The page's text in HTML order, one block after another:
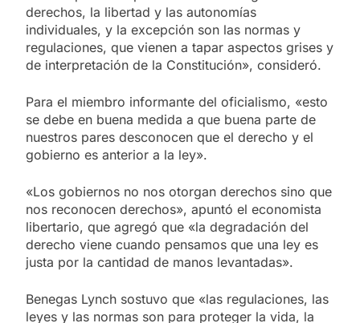
derechos, la libertad y las autonomías
individuales, y la excepción son las normas y
regulaciones, que vienen a tapar aspectos grises y
de interpretación de la Constitución», consideró.
Para el miembro informante del oficialismo, «esto
se debe en buena medida a que buena parte de
nuestros pares desconocen que el derecho y el
gobierno es anterior a la ley».
«Los gobiernos no nos otorgan derechos sino que
nos reconocen derechos», apuntó el economista
libertario, que agregó que «la degradación del
derecho viene cuando pensamos que una ley es
justa por la cantidad de manos levantadas».
Benegas Lynch sostuvo que «las regulaciones, las
leyes y las normas son para proteger la vida, la